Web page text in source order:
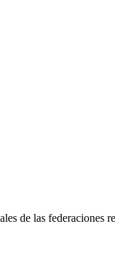
de las federaciones